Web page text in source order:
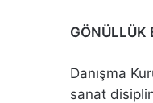
GÖNÜLLÜK
Danışma
sanat